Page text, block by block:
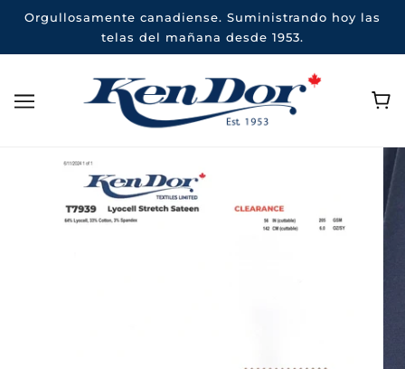
Orgullosamente canadiense. Suministrando hoy las
telas del mañana desde 1953.